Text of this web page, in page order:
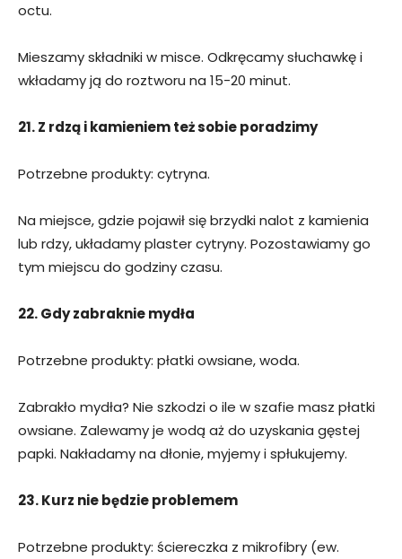
octu.
Mieszamy składniki w misce. Odkręcamy słuchawkę i
wkładamy ją do roztworu na 15-20 minut.
21. Z rdzą i kamieniem też sobie poradzimy
Potrzebne produkty: cytryna.
Na miejsce, gdzie pojawił się brzydki nalot z kamienia
lub rdzy, układamy plaster cytryny. Pozostawiamy go
tym miejscu do godziny czasu.
22. Gdy zabraknie mydła
Potrzebne produkty: płatki owsiane, woda.
Zabrakło mydła? Nie szkodzi o ile w szafie masz płatki
owsiane. Zalewamy je wodą aż do uzyskania gęstej
papki. Nakładamy na dłonie, myjemy i spłukujemy.
23. Kurz nie będzie problemem
Potrzebne produkty: ściereczka z mikrofibry (ew.